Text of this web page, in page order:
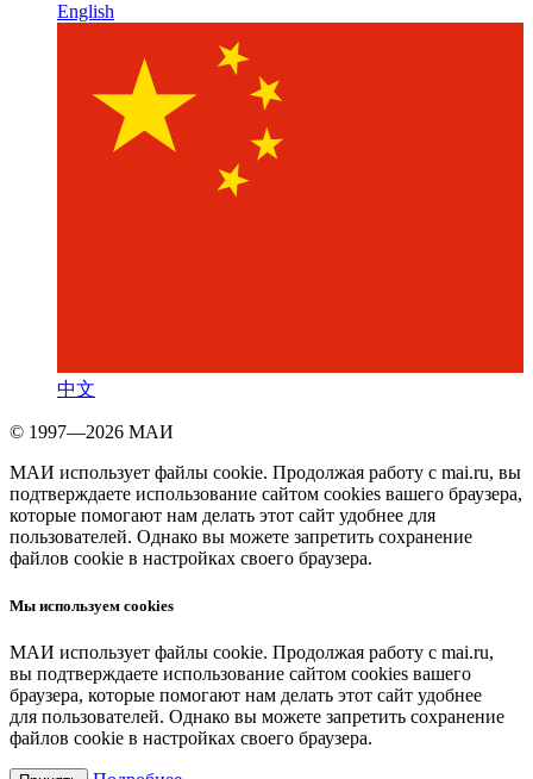
English
中文
© 1997—2026 МАИ
МАИ использует файлы cookie. Продолжая работу с mai.ru, вы
подтверждаете использование сайтом cookies вашего браузера,
которые помогают нам делать этот сайт удобнее для
пользователей. Однако вы можете запретить сохранение
файлов cookie в настройках своего браузера.
Мы используем cookies
МАИ использует файлы cookie. Продолжая работу с mai.ru,
вы подтверждаете использование сайтом cookies вашего
браузера, которые помогают нам делать этот сайт удобнее
для пользователей. Однако вы можете запретить сохранение
файлов cookie в настройках своего браузера.